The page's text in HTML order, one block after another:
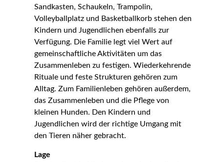
Sandkasten, Schaukeln, Trampolin,
Volleyballplatz und Basketballkorb stehen den
Kindern und Jugendlichen ebenfalls zur
Verfügung. Die Familie legt viel Wert auf
gemeinschaftliche Aktivitäten um das
Zusammenleben zu festigen. Wiederkehrende
Rituale und feste Strukturen gehören zum
Alltag. Zum Familienleben gehören außerdem,
das Zusammenleben und die Pflege von
kleinen Hunden. Den Kindern und
Jugendlichen wird der richtige Umgang mit
den Tieren näher gebracht.
Lage